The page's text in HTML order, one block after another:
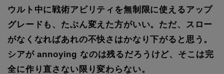
ウルト中に戦術アビリティを無制限に使えるアップ
グレードも、たぶん変えた方がいい。ただ、スロー
がなくなればあれの不快さはかなり下がると思う。
シアが annoying なのは残るだろうけど、そこは完
全に作り直さない限り変わらない。